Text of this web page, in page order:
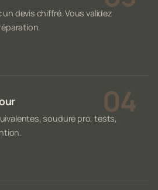
un devis chiffré. Vous validez
soudure pro, tests,